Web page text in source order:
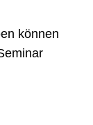
können